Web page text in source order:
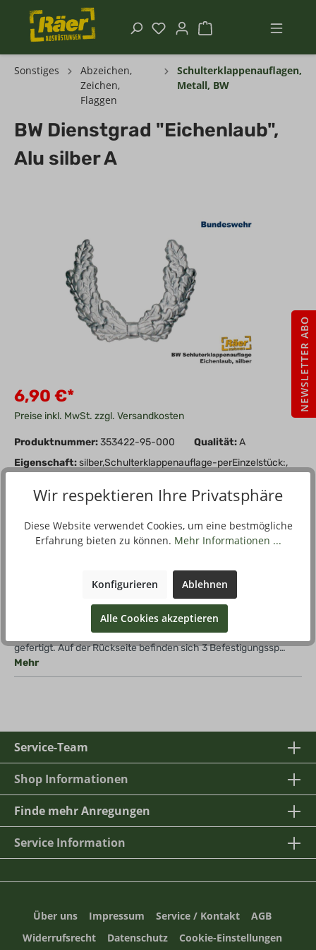
Sonstiges
Abzeichen,
Zeichen,
Flaggen
Schulterklappenauflagen,
Metall, BW
BW Dienstgrad "Eichenlaub",
Alu silber A
6,90 €*
Preise inkl. MwSt. zzgl. Versandkosten
Produktnummer:353422-95-000 Qualität:A
Eigenschaft:silber,Schulterklappenauflage-perEinzelstück:,
Stück In den Warenkorb
Zum Merkzettel hinzufügen
Die Schulterklappenauflage ist nach Bundeswehr Vorschrift
gefertigt. Auf der Rückseite befinden sich 3 Befestigungssp…
Mehr
Service-Team
Shop Informationen
Finde mehr Anregungen
Service Information
Über uns Impressum Service / Kontakt
AGB
Widerrufsrecht
Datenschutz Cookie-Einstellungen
Wir respektieren Ihre Privatsphäre
Diese Website verwendet Cookies, um eine bestmögliche
Erfahrung bieten zu können. Mehr Informationen ...
Konfigurieren Ablehnen
Alle Cookies akzeptieren
NEWSLETTER ABO